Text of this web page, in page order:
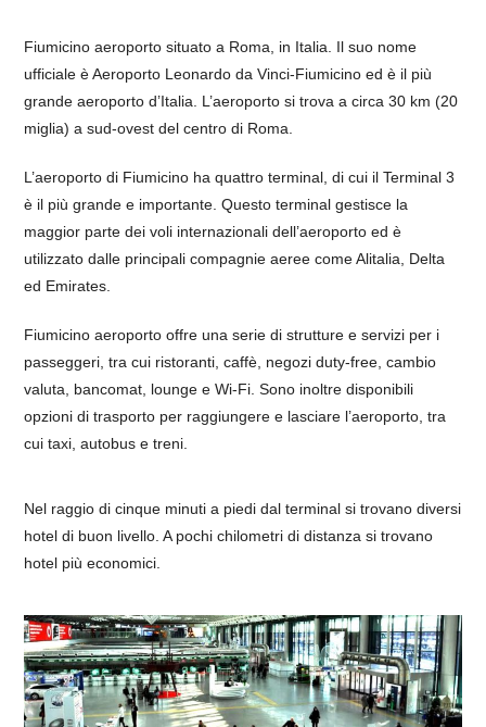
Fiumicino aeroporto situato a Roma, in Italia. Il suo nome
ufficiale è Aeroporto Leonardo da Vinci-Fiumicino ed è il più
grande aeroporto d’Italia. L’aeroporto si trova a circa 30 km (20
miglia) a sud-ovest del centro di Roma.
L’aeroporto di Fiumicino ha quattro terminal, di cui il Terminal 3
è il più grande e importante. Questo terminal gestisce la
maggior parte dei voli internazionali dell’aeroporto ed è
utilizzato dalle principali compagnie aeree come Alitalia, Delta
ed Emirates.
Fiumicino aeroporto offre una serie di strutture e servizi per i
passeggeri, tra cui ristoranti, caffè, negozi duty-free, cambio
valuta, bancomat, lounge e Wi-Fi. Sono inoltre disponibili
opzioni di trasporto per raggiungere e lasciare l’aeroporto, tra
cui taxi, autobus e treni.
Nel raggio di cinque minuti a piedi dal terminal si trovano diversi
hotel di buon livello. A pochi chilometri di distanza si trovano
hotel più economici.